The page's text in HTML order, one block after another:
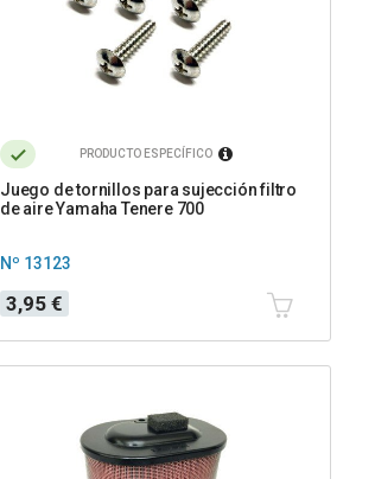
PRODUCTO ESPECÍFICO
Juego de tornillos para sujección filtro
de aire Yamaha Tenere 700
Nº 13123
Precio
3,95 €